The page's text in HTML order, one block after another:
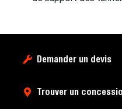
Demander un devis
Trouver un